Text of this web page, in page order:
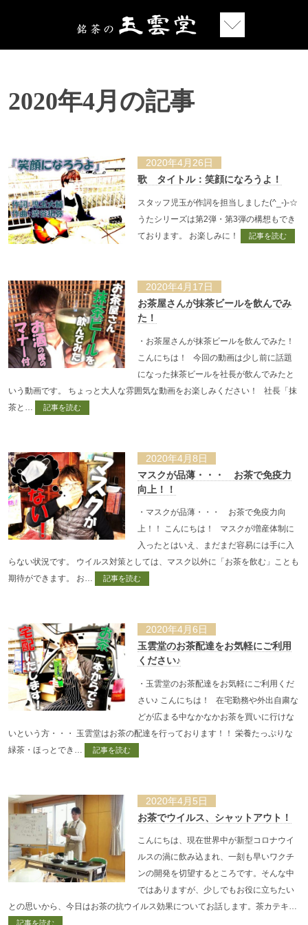
2020年4月の記事
2020年4月26日
歌 タイトル：笑顔になろうよ！
スタッフ児玉が作詞を担当しました(^_-)-☆
うたシリーズは第2弾・第3弾の構想もでき
ております。 お楽しみに！
記事を読む
2020年4月17日
お茶屋さんが抹茶ビールを飲んでみ
た！
・お茶屋さんが抹茶ビールを飲んでみた！
こんにちは！ 今回の動画は少し前に話題
になった抹茶ビールを社長が飲んでみたと
いう動画です。 ちょっと大人な雰囲気な動画をお楽しみください！ 社長「抹
茶と…
記事を読む
2020年4月8日
マスクが品薄・・・ お茶で免疫力
向上！！
・マスクが品薄・・・ お茶で免疫力向
上！！ こんにちは！ マスクが増産体制に
入ったとはいえ、まだまだ容易には手に入
らない状況です。 ウイルス対策としては、マスク以外に「お茶を飲む」ことも
期待ができます。 お…
記事を読む
2020年4月6日
玉雲堂のお茶配達をお気軽にご利用
ください♪
・玉雲堂のお茶配達をお気軽にご利用くだ
さい♪ こんにちは！ 在宅勤務や外出自粛な
どが広まる中なかなかお茶を買いに行けな
いという方・・・ 玉雲堂はお茶の配達を行っております！！ 栄養たっぷりな
緑茶・ほっとでき…
記事を読む
2020年4月5日
お茶でウイルス、シャットアウト！
こんにちは、現在世界中が新型コロナウイ
ルスの渦に飲み込まれ、一刻も早いワクチ
ンの開発を切望するところです。そんな中
ではありますが、少しでもお役に立ちたい
との思いから、今日はお茶の抗ウイルス効果についてお話します。茶カテキ…
記事を読む